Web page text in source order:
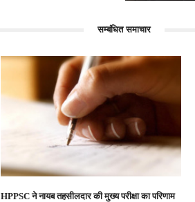
सम्बंधित समाचार
HPPSC ने नायब तहसीलदार की मुख्य परीक्षा का परिणाम